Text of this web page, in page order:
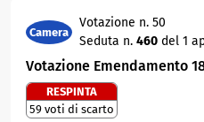
Camera
Votazione n. 50
Seduta n. 460 del 1
Votazione Emendamento
RESPINTA
59 voti di scarto